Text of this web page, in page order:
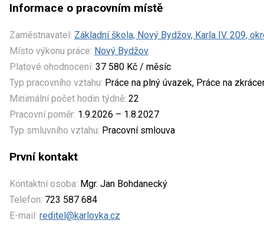
Informace o pracovním místě
Zaměstnavatel: Základní škola, Nový Bydžov, Karla IV. 209,
Místo výkonu práce: Nový Bydžov
Platové ohodnocení: 37 580 Kč / měsíc
Typ pracovního vztahu: Práce na plný úvazek, Práce na
Minimální počet hodin týdně: 22
Pracovní poměr: 1.9.2026 – 1.8.2027
Typ smluvního vztahu: Pracovní smlouva
První kontakt
Kontaktní osoba: Mgr. Jan Bohdanecký
Telefon: 723 587 684
E-mail: reditel@karlovka.cz